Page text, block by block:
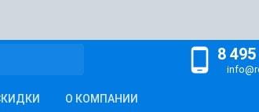
phone_android 8
О КОМПАНИИ